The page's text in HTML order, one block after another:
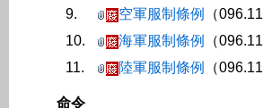
9.
空軍服制條例
（
10.
海軍服制條例
（
11.
陸軍服制條例 （
命令